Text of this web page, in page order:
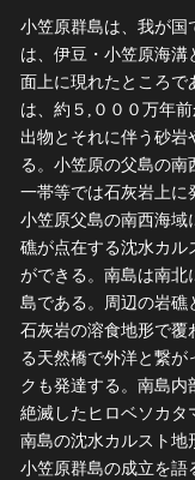
小笠原群島は、我が国
は、伊豆・小笠原海
面上に現れたところで
は、約５,０００万年
出物とそれに伴う砂
る。小笠原の父島の南
一帯等では石灰岩上に
小笠原父島の南西海域
礁が点在する沈水カル
ができる。南島は南北
島である。周辺の岩礁
石灰岩の溶食地形で覆
る天然橋で外洋と繋が
クも発達する。南島内
絶滅したヒロベソカタ
南島の沈水カルスト地
小笠原群島の成立を語